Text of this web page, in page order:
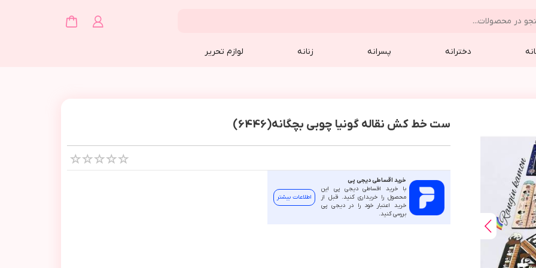
دخترانه پسرانه زنانه لوازم تحریر
ست خط کش نقاله گونیا چوبی بچگانه(6446)
خرید اقساطی دیجی پی
با خرید اقساطی دیجی پی این
محصول را خریداری کنید. قبل از
خرید اعتبار خود را در دیجی پی
بررسی کنید.
اطلاعات بیشتر